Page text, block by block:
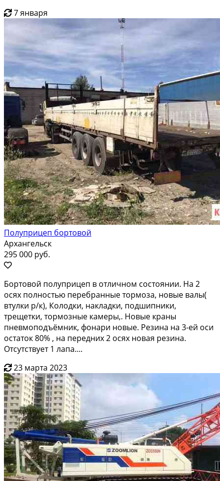
7 января
Полуприцеп бортовой
Архангельск
295 000 руб.
Бортовой полуприцеп в отличном состоянии. На 2
осях полностью перебранные тормоза, новые валы(
втулки р/к), Колодки, накладки, подшипники,
трещетки, тормозные камеры,. Новые краны
пневмоподъёмник, фонари новые. Резина на 3-ей оси
остаток 80% , на передних 2 осях новая резина.
Отсутствует 1 лапа....
23 марта 2023